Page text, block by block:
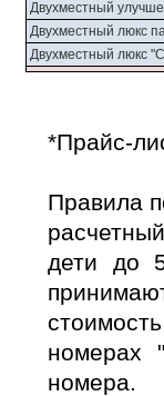
Двухместный
Двухместный люкс
Двухместный люкс
*Прайс-
Правила
дети до
номерах
номера.